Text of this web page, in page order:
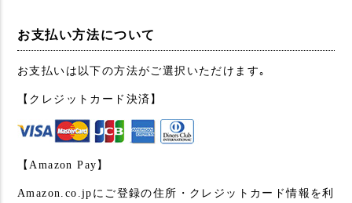
お支払い方法について
お支払いは以下の方法がご選択いただけます｡
【クレジットカード決済】
【Amazon Pay】
Amazon.co.jpにご登録の住所・クレジットカード情報を利